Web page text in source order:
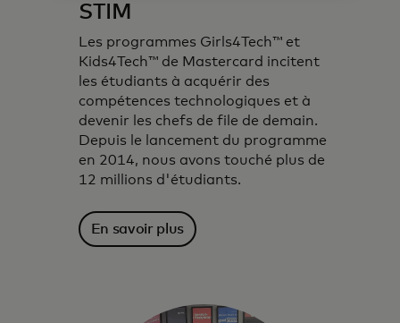
STIM
Les programmes Girls4Tech™ et
Kids4Tech™ de Mastercard incitent
les étudiants à acquérir des
compétences technologiques et à
devenir les chefs de file de demain.
Depuis le lancement du programme
en 2014, nous avons touché plus de
12 millions d'étudiants.
En savoir plus